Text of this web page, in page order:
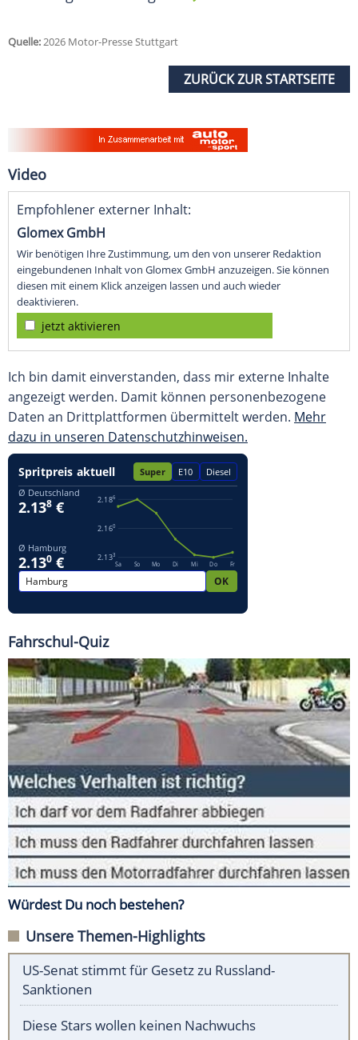
Quelle:2026 Motor-Presse Stuttgart
ZURÜCK ZUR STARTSEITE
Video
Empfohlener externer Inhalt:
Glomex GmbH
Wir benötigen Ihre Zustimmung, um den von unserer Redaktion
eingebundenen Inhalt von Glomex GmbH anzuzeigen. Sie können
diesen mit einem Klick anzeigen lassen und auch wieder
deaktivieren.
jetzt aktivieren
Ich bin damit einverstanden, dass mir externe Inhalte
angezeigt werden. Damit können personenbezogene
Daten an Drittplattformen übermittelt werden. Mehr
dazu in unseren Datenschutzhinweisen.
Fahrschul-Quiz
Würdest Du noch bestehen?
Unsere Themen-Highlights
US-Senat stimmt für Gesetz zu Russland-
Sanktionen
Diese Stars wollen keinen Nachwuchs